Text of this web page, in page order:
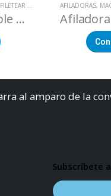
FILETEAR FLEXIBLE FILETEAR FLEXIBLE,
Cuchillo Filetear Flexible Mango Antibacteriano Negro
AFILADORAS,
al amparo de la
Subscríbete